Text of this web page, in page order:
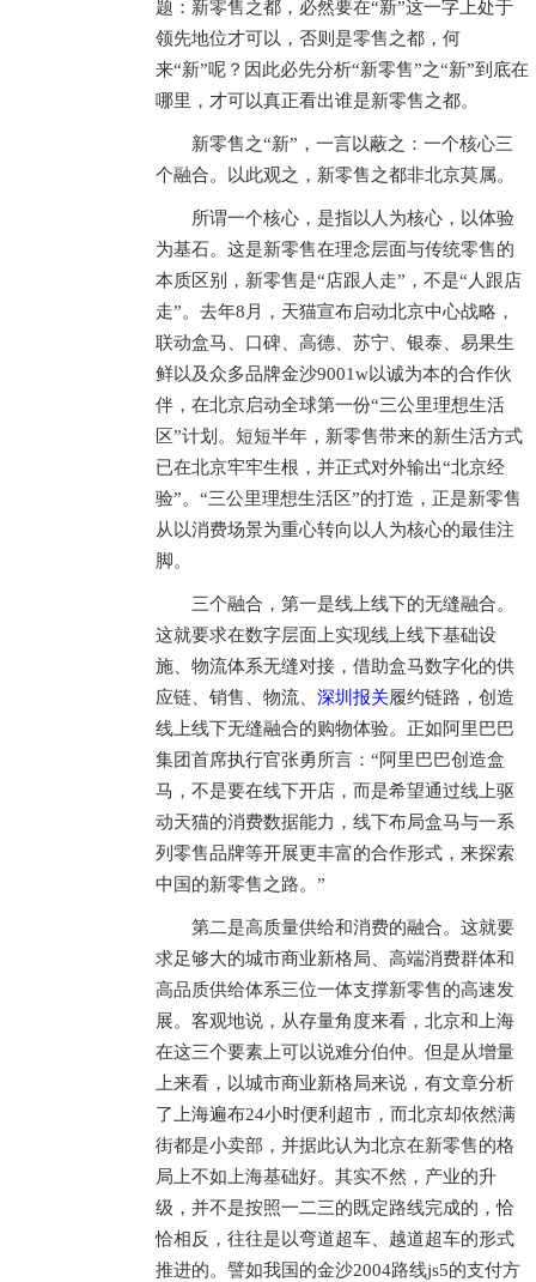
题：新零售之都，必然要在“新”这一字上处于
领先地位才可以，否则是零售之都，何
来“新”呢？因此必先分析“新零售”之“新”到底在
哪里，才可以真正看出谁是新零售之都。
新零售之“新”，一言以蔽之：一个核心三
个融合。以此观之，新零售之都非北京莫属。
所谓一个核心，是指以人为核心，以体验
为基石。这是新零售在理念层面与传统零售的
本质区别，新零售是“店跟人走”，不是“人跟店
走”。去年8月，天猫宣布启动北京中心战略，
联动盒马、口碑、高德、苏宁、银泰、易果生
鲜以及众多品牌金沙9001w以诚为本的合作伙
伴，在北京启动全球第一份“三公里理想生活
区”计划。短短半年，新零售带来的新生活方式
已在北京牢牢生根，并正式对外输出“北京经
验”。“三公里理想生活区”的打造，正是新零售
从以消费场景为重心转向以人为核心的最佳注
脚。
三个融合，第一是线上线下的无缝融合。
这就要求在数字层面上实现线上线下基础设
施、物流体系无缝对接，借助盒马数字化的供
应链、销售、物流、 深圳报关履约链路，创造
线上线下无缝融合的购物体验。正如阿里巴巴
集团首席执行官张勇所言：“阿里巴巴创造盒
马，不是要在线下开店，而是希望通过线上驱
动天猫的消费数据能力，线下布局盒马与一系
列零售品牌等开展更丰富的合作形式，来探索
中国的新零售之路。”
第二是高质量供给和消费的融合。这就要
求足够大的城市商业新格局、高端消费群体和
高品质供给体系三位一体支撑新零售的高速发
展。客观地说，从存量角度来看，北京和上海
在这三个要素上可以说难分伯仲。但是从增量
上来看，以城市商业新格局来说，有文章分析
了上海遍布24小时便利超市，而北京却依然满
街都是小卖部，并据此认为北京在新零售的格
局上不如上海基础好。其实不然，产业的升
级，并不是按照一二三的既定路线完成的，恰
恰相反，往往是以弯道超车、越道超车的形式
推进的。譬如我国的金沙2004路线js5的支付方